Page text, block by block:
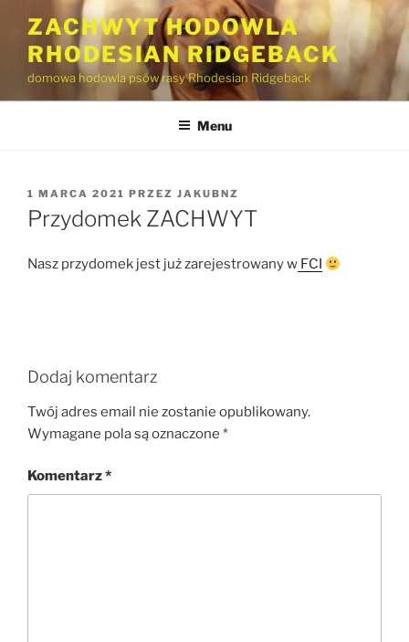
treści
ZACHWYT HODOWLA
RHODESIAN RIDGEBACK
domowa hodowla psów rasy Rhodesian Ridgeback
Menu
OPUBLIKOWANE
W
1 MARCA 2021 PRZEZ JAKUBNZ
Przydomek ZACHWYT
Nasz przydomek jest już zarejestrowany w FCI
Dodaj komentarz
Twój adres email nie zostanie opublikowany.
Wymagane pola są oznaczone *
Komentarz*